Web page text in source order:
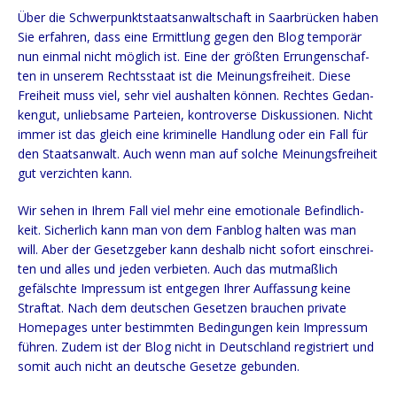
Über die Schwer­punkt­staats­an­walt­schaft in Saar­brü­cken haben
Sie erfah­ren, dass eine Ermitt­lung gegen den Blog tem­po­rär
nun ein­mal nicht mög­lich ist. Eine der größ­ten Errun­gen­schaf­
ten in unse­rem Rechts­staat ist die Mei­nungs­frei­heit. Die­se
Frei­heit muss viel, sehr viel aus­hal­ten kön­nen. Rech­tes Gedan­
ken­gut, unlieb­sa­me Par­tei­en, kon­tro­ver­se Dis­kus­sio­nen. Nicht
immer ist das gleich eine kri­mi­nel­le Hand­lung oder ein Fall für
den Staats­an­walt. Auch wenn man auf sol­che Mei­nungs­frei­heit
gut ver­zich­ten kann.
Wir sehen in Ihrem Fall viel mehr eine emo­tio­na­le Befind­lich­
keit. Sicher­lich kann man von dem Fan­blog hal­ten was man
will. Aber der Gesetz­ge­ber kann des­halb nicht sofort ein­schrei­
ten und alles und jeden ver­bie­ten. Auch das mut­maß­lich
gefälsch­te Impres­sum ist ent­ge­gen Ihrer Auf­fas­sung kei­ne
Straf­tat. Nach dem deut­schen Geset­zen brau­chen pri­va­te
Home­pages unter bestimm­ten Bedin­gun­gen kein Impres­sum
füh­ren. Zudem ist der Blog nicht in Deutsch­land regis­triert und
somit auch nicht an deut­sche Geset­ze gebunden.